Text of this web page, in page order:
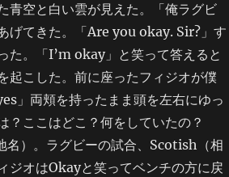
青空と白い雲が見えた。「俺ラグビ
げてきた。「Are you okay. Sir?」す
た。「I’m okay」と笑って答えると
起こした。前に座ったフィジオが僕
」両頬を持ったまま頭を左右にゆっ
？ここはどこ？何をしていたの？
）。ラグビーの試合、Scotish（相
ジオはOkayと笑ってベンチの方に戻